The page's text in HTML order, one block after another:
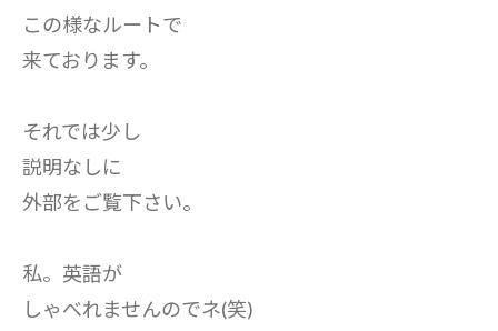
この様なルートで
来ております。
それでは少し
説明なしに
外部をご覧下さい。
私。英語が
しゃべれませんのでネ(笑)